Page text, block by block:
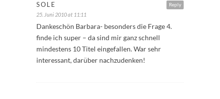
Reply
SOLE
25. Juni 2010 at 11:11
Dankeschön Barbara- besonders die Frage 4.
finde ich super – da sind mir ganz schnell
mindestens 10 Titel eingefallen. War sehr
interessant, darüber nachzudenken!